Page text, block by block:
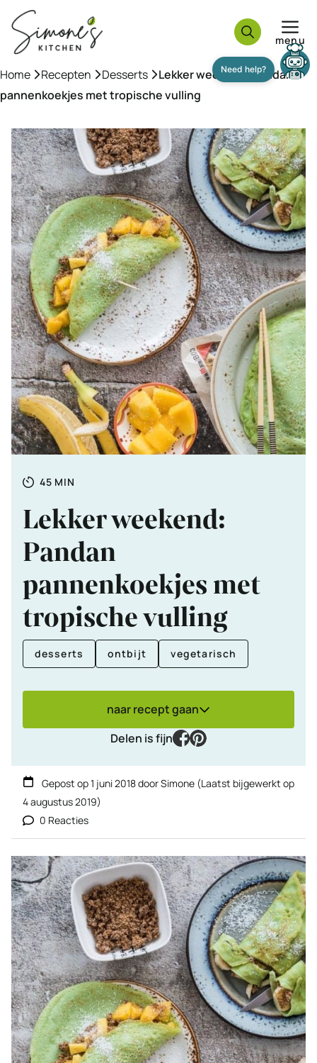
naar
inhoud
menu
Home »Recepten »Desserts »Lekker weekend: Pandan
pannenkoekjes met tropische vulling
Totale
45 MINUTEN
MIN
Lekker weekend:
Pandan
pannenkoekjes met
tropische vulling
desserts ontbijt vegetarisch
naar recept gaan
Delen is fijn
facebook
pinterest
Gepost op1 juni 2018doorSimone (Laatst bijgewerkt op
4 augustus 2019)
0 Reacties